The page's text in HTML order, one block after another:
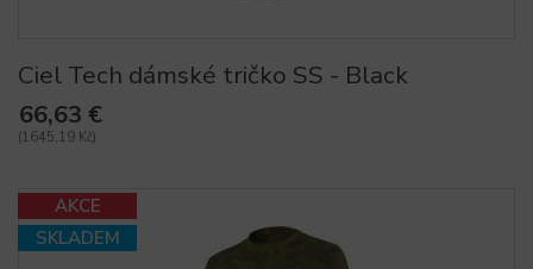
Ciel Tech dámské tričko SS - Black
66,63 €
(1645,19 Kč)
AKCE
SKLADEM